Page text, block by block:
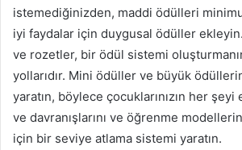
istemediğinizden, maddi ödülleri
iyi faydalar için duygusal ödüller
ve rozetler, bir ödül sistemi
yollarıdır. Mini ödüller ve büyük ödüllerin
yaratın, böylece çocuklarınızın her şeyi
ve davranışlarını ve öğrenme
için bir seviye atlama sistemi yaratın.